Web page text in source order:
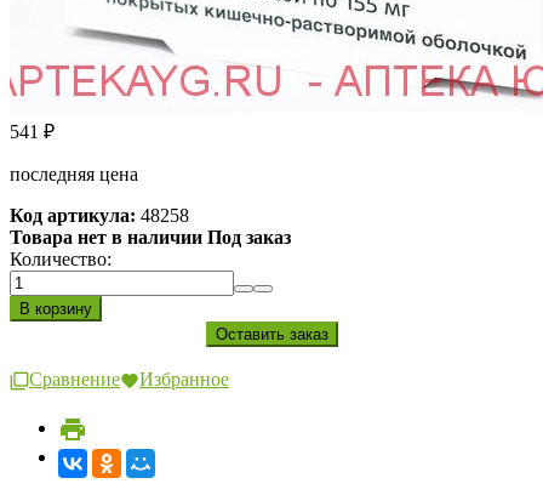
541 ₽
последняя цена
Код артикула: 48258
Товара нет в наличии Под заказ
Количество:
Сравнение Избранное